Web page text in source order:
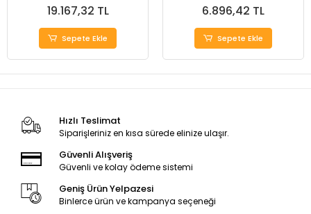
19.167,32 TL
Sepete Ekle
6.896,42 TL
Sepete Ekle
Hızlı Teslimat
Siparişleriniz en kısa sürede elinize ulaşır.
Güvenli Alışveriş
Güvenli ve kolay ödeme sistemi
Geniş Ürün Yelpazesi
Binlerce ürün ve kampanya seçeneği